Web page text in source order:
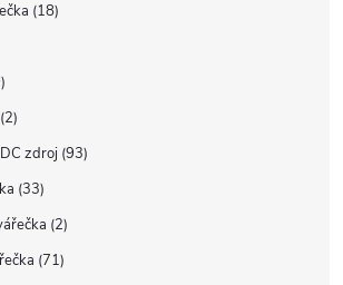
18
2
zdroj 93
33
2
71